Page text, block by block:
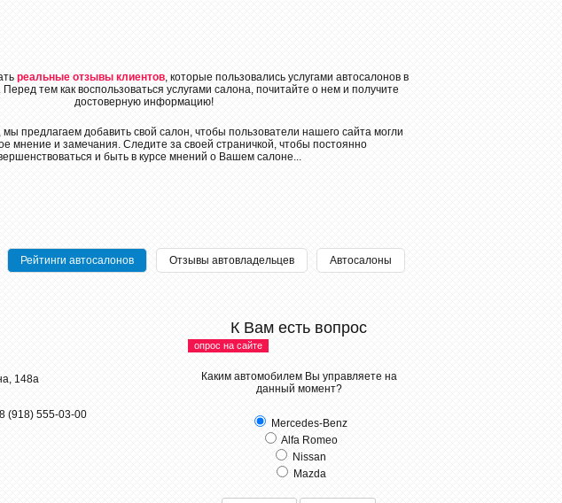
реальные отзывы клиентов, которые пользовались услугами автосалонов в
тем как воспользоваться услугами салона, почитайте о нем и получите
достоверную информацию!
предлагаем добавить свой салон, чтобы пользователи нашего сайта могли
мнение и замечания. Следите за своей страничкой, чтобы постоянно
и быть в курсе мнений о Вашем салоне...
Рейтинги автосалонов Отзывы автовладельцев Автосалоны
148а
(918) 555-03-00
К Вам есть вопрос
опрос на сайте
Каким автомобилем Вы управляете на
данный момент?
Mercedes-Benz
Alfa Romeo
Nissan
Mazda